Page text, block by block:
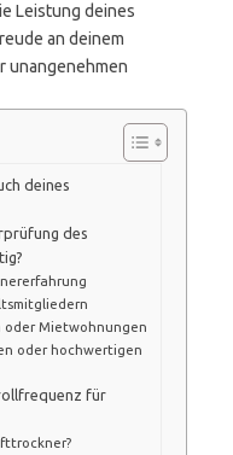
Leistung deines
an deinem
unangenehmen
deines
des
oder Mietwohnungen
oder hochwertigen
für